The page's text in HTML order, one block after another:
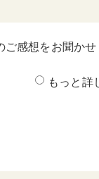
感想をお聞かせ
もっと詳